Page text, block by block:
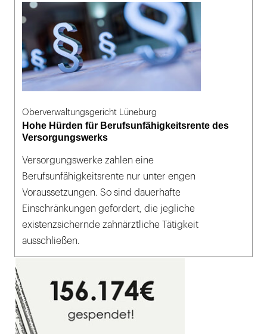
Oberverwaltungsgericht Lüneburg
Hohe Hürden für Berufsunfähigkeitsrente des
Versorgungswerks
Versorgungswerke zahlen eine
Berufsunfähigkeitsrente nur unter engen
Voraussetzungen. So sind dauerhafte
Einschränkungen gefordert, die jegliche
existenzsichernde zahnärztliche Tätigkeit
ausschließen.